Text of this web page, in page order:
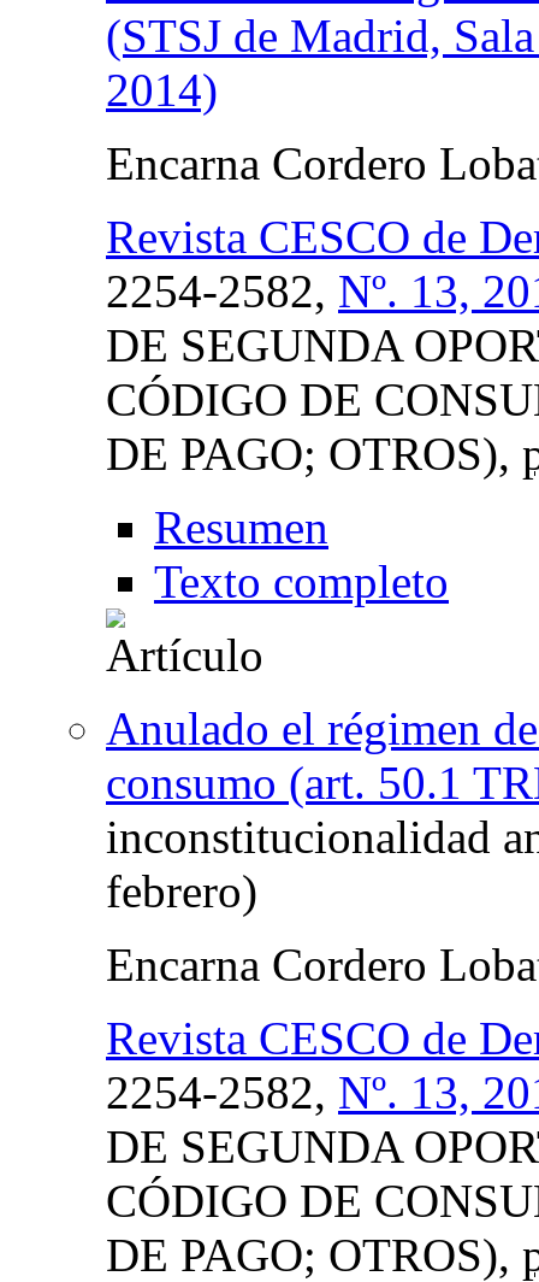
(STSJ de Madrid,
2014)
Encarna Cordero
Revista CESCO de
2254-2582, Nº. 13,
DE SEGUNDA
CÓDIGO DE
DE PAGO; OTROS),
Resumen
Texto completo
Anulado el régimen
consumo (art. 50.1
inconstitucionalidad
febrero)
Encarna Cordero
Revista CESCO de
2254-2582, Nº. 13,
DE SEGUNDA
CÓDIGO DE
DE PAGO; OTROS),